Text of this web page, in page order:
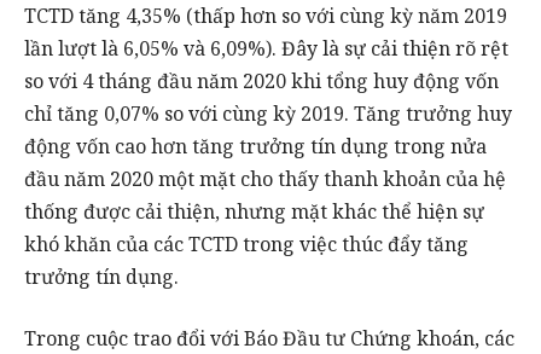
TCTD tăng 4,35% (thấp hơn so với cùng kỳ năm 2019
lần lượt là 6,05% và 6,09%). Đây là sự cải thiện rõ rệt
so với 4 tháng đầu năm 2020 khi tổng huy động vốn
chỉ tăng 0,07% so với cùng kỳ 2019. Tăng trưởng huy
động vốn cao hơn tăng trưởng tín dụng trong nửa
đầu năm 2020 một mặt cho thấy thanh khoản của hệ
thống được cải thiện, nhưng mặt khác thể hiện sự
khó khăn của các TCTD trong việc thúc đẩy tăng
trưởng tín dụng.
Trong cuộc trao đổi với Báo Đầu tư Chứng khoán, các